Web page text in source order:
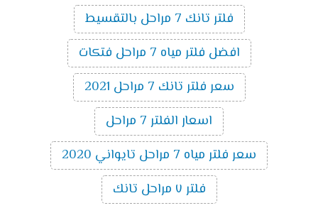
فلتر تانك 7 مراحل بالتقسيط
افضل فلتر مياه 7 مراحل فتكات
سعر فلتر تانك 7 مراحل 2021
اسعار الفلتر 7 مراحل
سعر فلتر مياه 7 مراحل تايواني 2020
فلتر ٧ مراحل تانك